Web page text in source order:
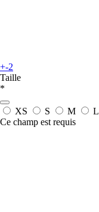
+-2
Taille
*
XS S M L
Ce champ est requis